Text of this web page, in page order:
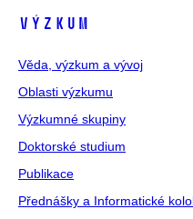
VÝZKUM
Věda, výzkum a vývoj
Oblasti výzkumu
Výzkumné skupiny
Doktorské studium
Publikace
Přednášky a Informatické